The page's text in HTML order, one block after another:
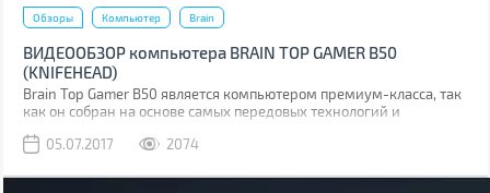
Обзоры Компьютер Brain
ВИДЕООБЗОР компьютера BRAIN TOP GAMER B50
(KNIFEHEAD)
Brain Top Gamer B50 является компьютером премиум-класса, так
как он собран на основе самых передовых технологий и
05.07.2017
2074